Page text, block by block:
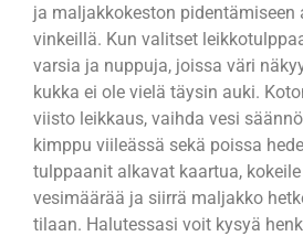
ja maljakkokeston pidentämiseen
vinkeillä. Kun valitset
varsia ja nuppuja, joissa väri
kukka ei ole vielä täysin auki.
viisto leikkaus, vaihda vesi
kimppu viileässä sekä poissa
tulppaanit alkavat kaartua,
vesimäärää ja siirrä maljakko
tilaan. Halutessasi voit kysyä